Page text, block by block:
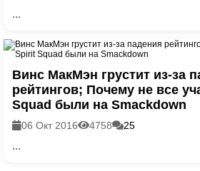
...
Винс МакМэн грустит из-за
рейтингов; Почему не все
Squad были на Smackdown
06 Окт 2016 4758 25
...